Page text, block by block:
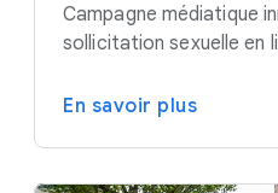
Campagne médiatique
sollicitation sexuelle en
En savoir plus